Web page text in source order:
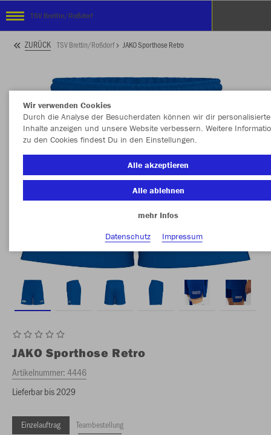
TSV Brettin/Roßdorf
ZURÜCK TSV Brettin/Roßdorf JAKO Sporthose Retro
JAKO Sporthose Retro
Artikelnummer:4446
Lieferbar bis 2029
Einzelauftrag Teambestellung
Wir verwenden Cookies
Durch die Analyse der Besucherdaten können wir dir personalisierte
Inhalte anzeigen und unsere Website verbessern. Weitere
zu den Cookies findest Du in den Einstellungen.
Alle akzeptieren
Alle ablehnen
mehr Infos
Datenschutz
Impressum